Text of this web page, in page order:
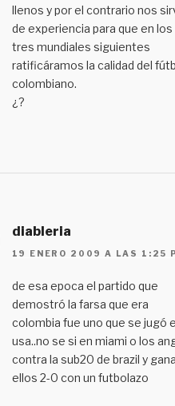
llenos y por el contrario nos
de experiencia para que en los
tres mundiales siguientes
ratificáramos la calidad del
colombiano.
¿?
diableria
19 ENERO 2009 A LAS 1:25
de esa epoca el partido que
demostró la farsa que era
colombia fue uno que se jugó
usa..no se si en miami o los
contra la sub20 de brazil y
ellos 2-0 con un futbolazo